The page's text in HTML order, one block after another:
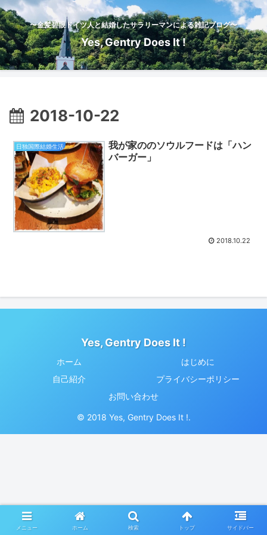
〜金髪碧眼ドイツ人と結婚したサラリーマンによる雑記ブログ〜
Yes, Gentry Does It !
2018-10-22
日独国際結婚生活
我が家ののソウルフードは「ハン
バーガー」
2018.10.22
Yes, Gentry Does It !
ホーム
はじめに
自己紹介
プライバシーポリシー
お問い合わせ
© 2018 Yes, Gentry Does It !.
メニュー ホーム 検索 トップ サイドバー